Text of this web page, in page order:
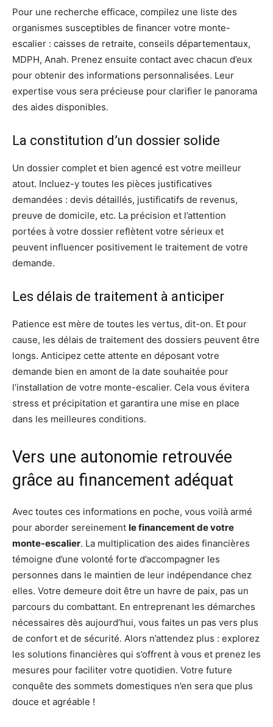
Pour une recherche efficace, compilez une liste des
organismes susceptibles de financer votre monte-
escalier : caisses de retraite, conseils départementaux,
MDPH, Anah. Prenez ensuite contact avec chacun d’eux
pour obtenir des informations personnalisées. Leur
expertise vous sera précieuse pour clarifier le panorama
des aides disponibles.
La constitution d’un dossier solide
Un dossier complet et bien agencé est votre meilleur
atout. Incluez-y toutes les pièces justificatives
demandées : devis détaillés, justificatifs de revenus,
preuve de domicile, etc. La précision et l’attention
portées à votre dossier reflètent votre sérieux et
peuvent influencer positivement le traitement de votre
demande.
Les délais de traitement à anticiper
Patience est mère de toutes les vertus, dit-on. Et pour
cause, les délais de traitement des dossiers peuvent être
longs. Anticipez cette attente en déposant votre
demande bien en amont de la date souhaitée pour
l’installation de votre monte-escalier. Cela vous évitera
stress et précipitation et garantira une mise en place
dans les meilleures conditions.
Vers une autonomie retrouvée
grâce au financement adéquat
Avec toutes ces informations en poche, vous voilà armé
pour aborder sereinement le financement de votre
monte-escalier. La multiplication des aides financières
témoigne d’une volonté forte d’accompagner les
personnes dans le maintien de leur indépendance chez
elles. Votre demeure doit être un havre de paix, pas un
parcours du combattant. En entreprenant les démarches
nécessaires dès aujourd’hui, vous faites un pas vers plus
de confort et de sécurité. Alors n’attendez plus : explorez
les solutions financières qui s’offrent à vous et prenez les
mesures pour faciliter votre quotidien. Votre future
conquête des sommets domestiques n’en sera que plus
douce et agréable !